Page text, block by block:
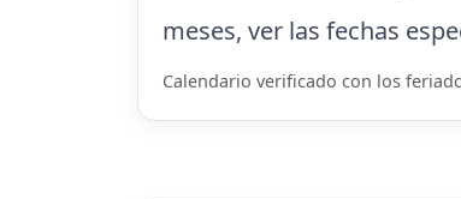
meses, ver las fechas
Calendario verificado con los